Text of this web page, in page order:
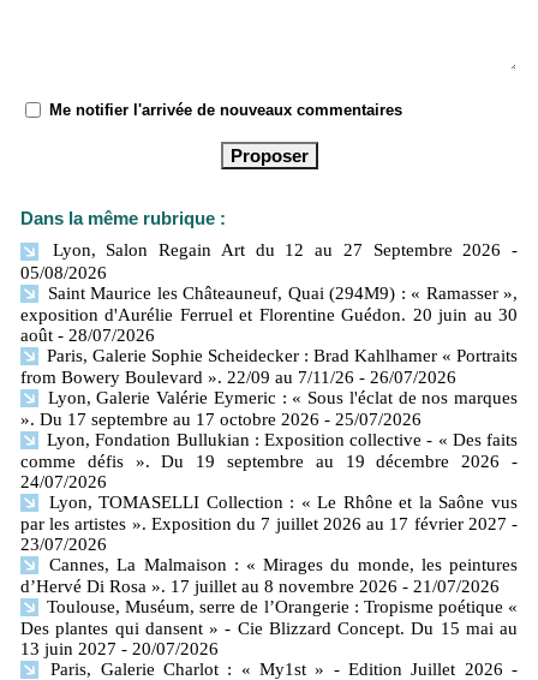
Me notifier l'arrivée de nouveaux commentaires
Dans la même rubrique :
Lyon, Salon Regain Art du 12 au 27 Septembre 2026
-
05/08/2026
Saint Maurice les Châteauneuf, Quai (294M9) : « Ramasser »,
exposition d'Aurélie Ferruel et Florentine Guédon. 20 juin au 30
août - 28/07/2026
Paris, Galerie Sophie Scheidecker : Brad Kahlhamer « Portraits
from Bowery Boulevard ». 22/09 au 7/11/26 - 26/07/2026
Lyon, Galerie Valérie Eymeric : « Sous l'éclat de nos marques
». Du 17 septembre au 17 octobre 2026 - 25/07/2026
Lyon, Fondation Bullukian : Exposition collective - « Des faits
comme défis ». Du 19 septembre au 19 décembre 2026
-
24/07/2026
Lyon, TOMASELLI Collection : « Le Rhône et la Saône vus
par les artistes ». Exposition du 7 juillet 2026 au 17 février 2027 -
23/07/2026
Cannes, La Malmaison : « Mirages du monde, les peintures
d’Hervé Di Rosa ». 17 juillet au 8 novembre 2026 - 21/07/2026
Toulouse, Muséum, serre de l’Orangerie : Tropisme poétique «
Des plantes qui dansent » - Cie Blizzard Concept. Du 15 mai au
13 juin 2027 - 20/07/2026
Paris, Galerie Charlot : « My1st » - Edition Juillet 2026 -